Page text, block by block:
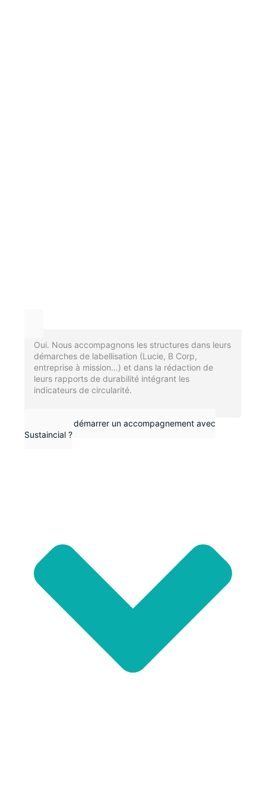
Oui. Nous accompagnons les structures dans leurs
démarches de labellisation (Lucie, B Corp,
entreprise à mission…) et dans la rédaction de
leurs rapports de durabilité intégrant les
indicateurs de circularité.
Comment démarrer un accompagnement avec
Sustaincial ?